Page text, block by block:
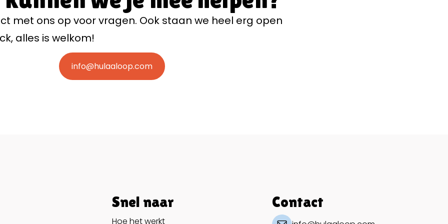
met ons op voor vragen. Ook staan we heel erg open
alles is welkom!
info@hulaaloop.com
Snel naar
Hoe het werkt
Contact